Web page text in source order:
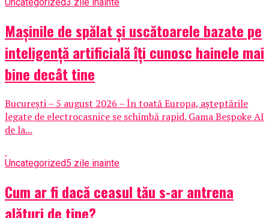
Mașinile de spălat și uscătoarele bazate pe
inteligență artificială îți cunosc hainele mai
bine decât tine
București – 5 august 2026 – În toată Europa, așteptările
legate de electrocasnice se schimbă rapid. Gama Bespoke AI
de la...
Uncategorized5 zile inainte
Cum ar fi dacă ceasul tău s-ar antrena
alături de tine?